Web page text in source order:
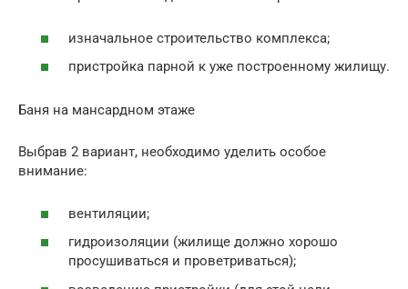
изначальное строительство комплекса;
пристройка парной к уже построенному жилищу.
Баня на мансардном этаже
Выбрав 2 вариант, необходимо уделить особое
внимание:
вентиляции;
гидроизоляции (жилище должно хорошо
просушиваться и проветриваться);